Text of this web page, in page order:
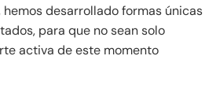
hemos desarrollado formas únicas
para que no sean solo
activa de este momento